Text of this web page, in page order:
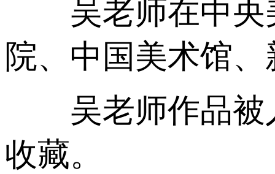
吴老师在中央
院、中国美术馆
吴老师作品被
收藏。